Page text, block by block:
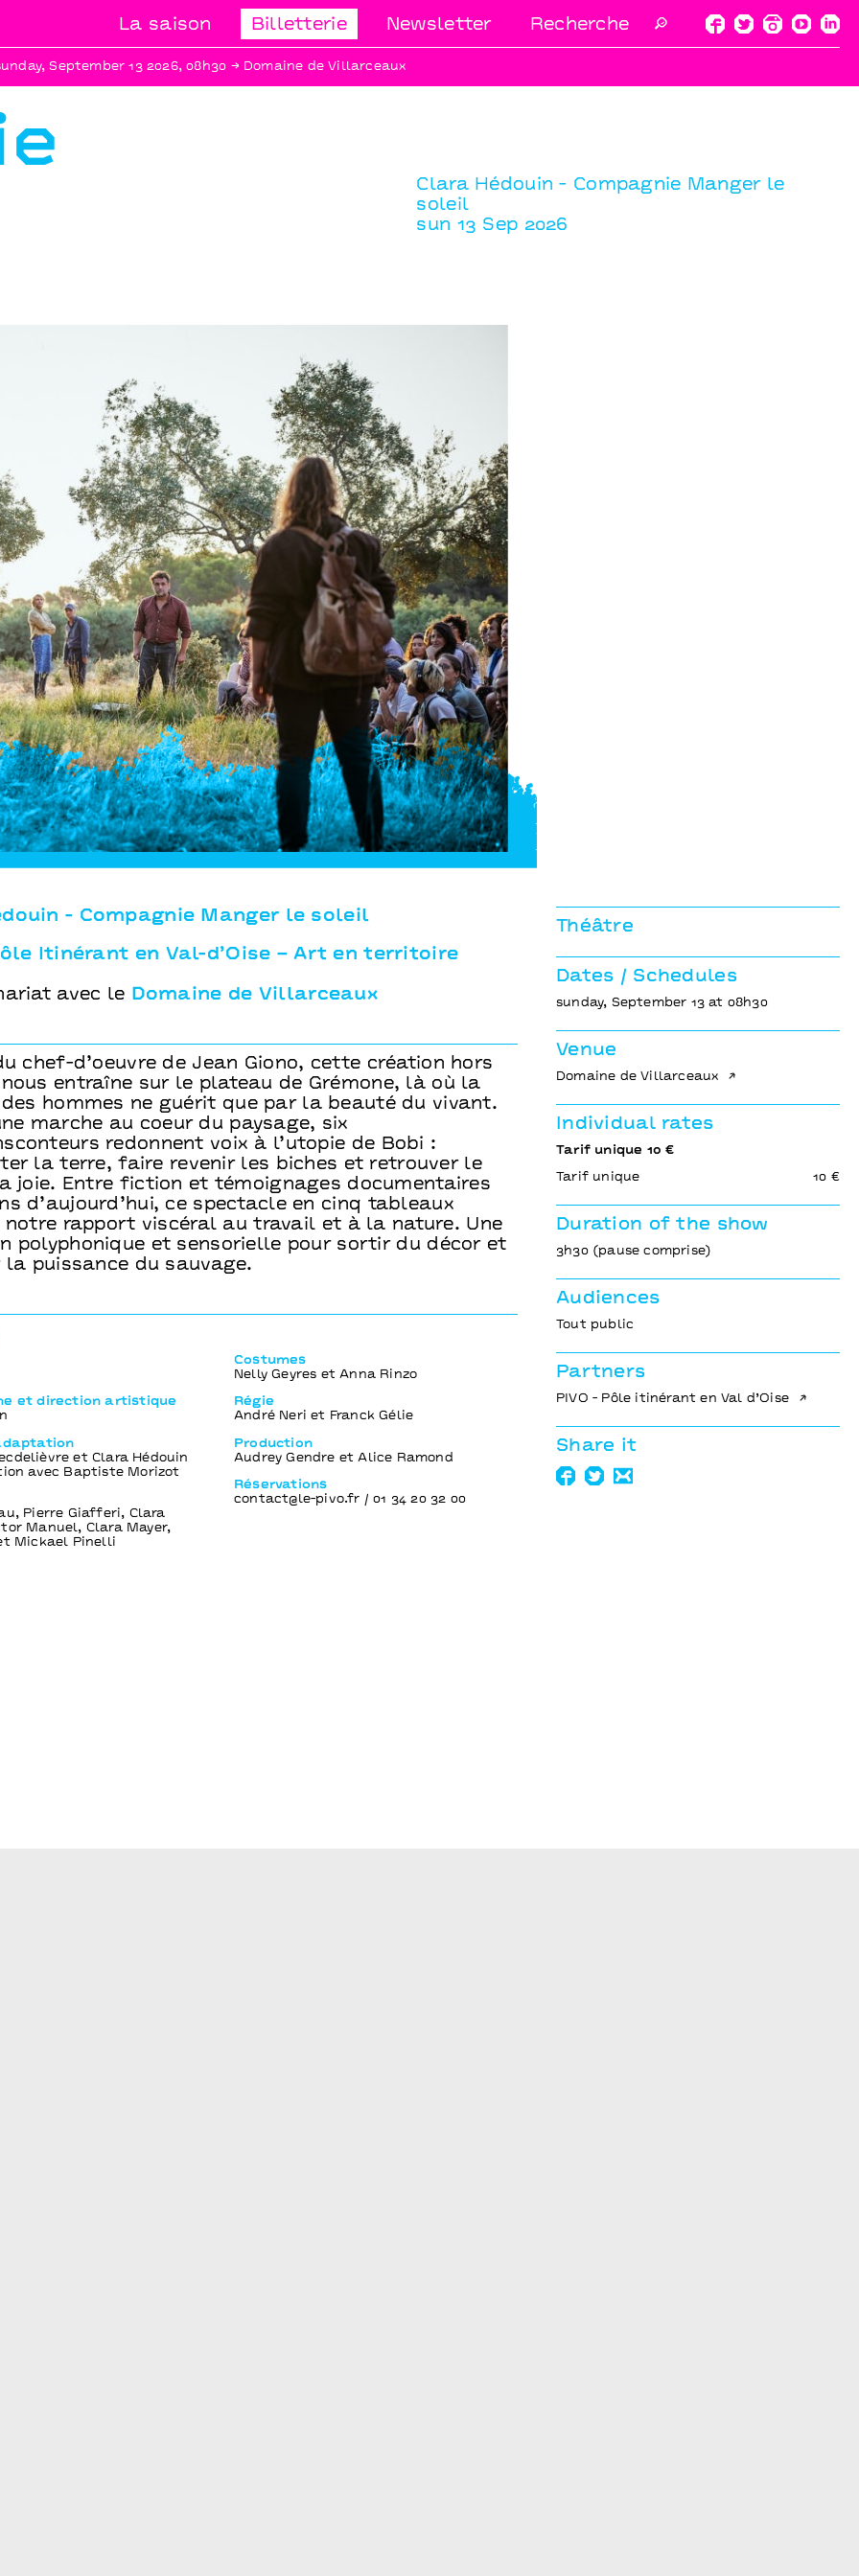
La saison Billetterie Newsletter 🔎
September 13 2026, 08h30 → Domaine de Villarceaux
Clara Hédouin - Compagnie Manger le
soleil
sun 13 Sep 2026
- Compagnie Manger le soleil
Itinérant en Val-d’Oise – Art en territoire
avec le
Domaine de Villarceaux
chef-d’oeuvre de Jean Giono, cette création hors
entraîne sur le plateau de Grémone, là où la
hommes ne guérit que par la beauté du vivant.
marche au coeur du paysage, six
redonnent voix à l’utopie de Bobi :
la terre, faire revenir les biches et retrouver le
joie. Entre fiction et témoignages documentaires
d’aujourd’hui, ce spectacle en cinq tableaux
notre rapport viscéral au travail et à la nature. Une
polyphonique et sensorielle pour sortir du décor et
la puissance du sauvage.
et direction artistique
et Clara Hédouin
avec Baptiste Morizot
Pierre Giafferi, Clara
Manuel, Clara Mayer,
Mickael Pinelli
Costumes
Nelly Geyres et Anna Rinzo
Régie
André Neri et Franck Gélie
Production
Audrey Gendre et Alice Ramond
Réservations
contact@le-pivo.fr / 01 34 20 32 00
Théâtre
Dates / Schedules
sunday, September 13 at 08h30
Venue
Domaine de Villarceaux
Individual rates
Tarif unique 10 €
Tarif unique 10 €
Duration of the show
3h30 (pause comprise)
Audiences
Tout public
Partners
PIVO - Pôle itinérant en Val d’Oise
Share it